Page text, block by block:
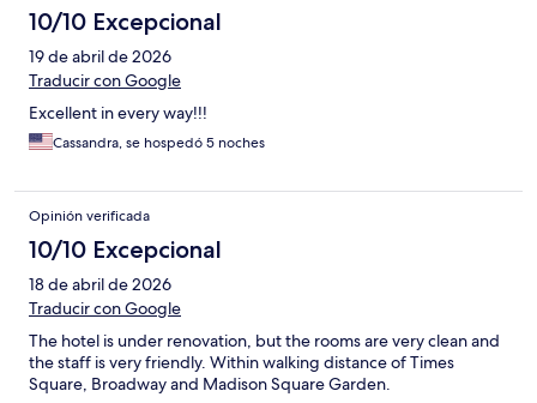
10/10 Excepcional
19 de abril de 2026
Traducir con Google
Excellent in every way!!!
Cassandra, se hospedó 5 noches
Opinión verificada
10/10 Excepcional
18 de abril de 2026
Traducir con Google
The hotel is under renovation, but the rooms are very clean and
the staff is very friendly. Within walking distance of Times
Square, Broadway and Madison Square Garden.